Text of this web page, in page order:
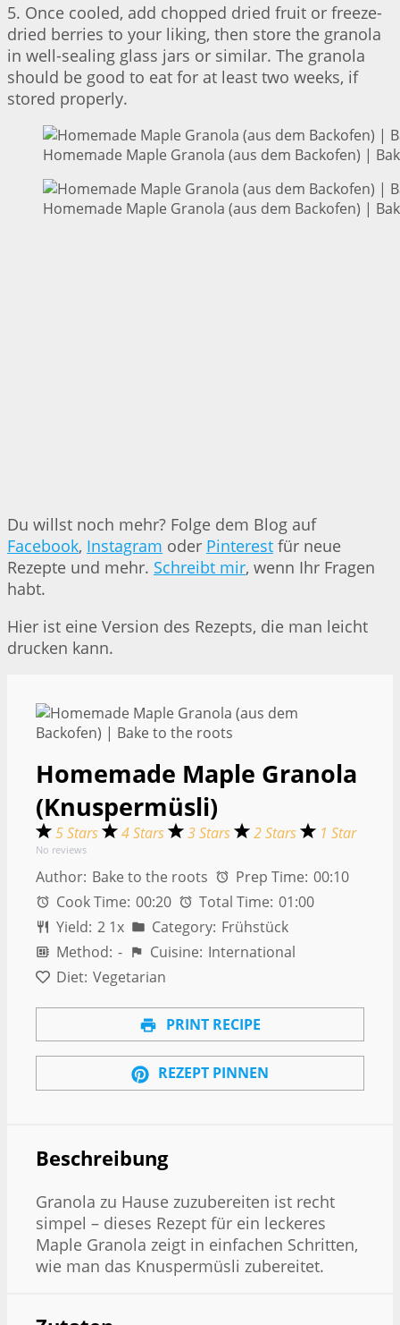
5. Once cooled, add chopped dried fruit or freeze-
dried berries to your liking, then store the granola
in well-sealing glass jars or similar. The granola
should be good to eat for at least two weeks, if
stored properly.
Homemade Maple Granola (aus dem Backofen) |
Homemade Maple Granola (aus dem Backofen) |
Du willst noch mehr? Folge dem Blog auf
Facebook, Instagram oder Pinterest für neue
Rezepte und mehr. Schreibt mir, wenn Ihr Fragen
habt.
Hier ist eine Version des Rezepts, die man leicht
drucken kann.
Homemade Maple Granola
(Knuspermüsli)
5 Stars 4 Stars 3 Stars 2 Stars 1 Star
No reviews
Author: Bake to the roots Prep Time: 00:10
Cook Time: 00:20 Total Time: 01:00
Yield: 2 1x Category: Frühstück
Method: - Cuisine: International
Diet: Vegetarian
PRINT RECIPE
REZEPT PINNEN
Beschreibung
Granola zu Hause zuzubereiten ist recht
simpel – dieses Rezept für ein leckeres
Maple Granola zeigt in einfachen Schritten,
wie man das Knuspermüsli zubereitet.